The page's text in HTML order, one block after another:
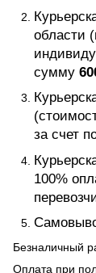
области
сумму
за счет
100%
Безналичный
Оплата при